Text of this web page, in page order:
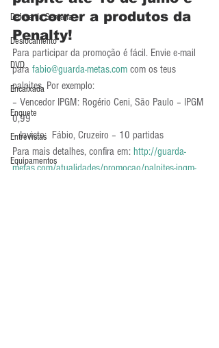
Defesa da Semana
Deslocamento
DVD
Encaixada
Enquete
Entrevistas
Equipamentos
concorrer a produtos da
Penalty!
Para participar da promoção é fácil. Envie e-mail
para fabio@guarda-metas.com com os teus
palpites. Por exemplo:
– Vencedor IPGM: Rogério Ceni, São Paulo – IPGM
0,99
– Invicto:  Fábio, Cruzeiro – 10 partidas
Para mais detalhes, confira em: http://guarda-
metas.com/atualidades/promocao/palpites-ipgm-